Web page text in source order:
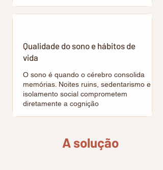
Qualidade do sono e hábitos de
vida
O sono é quando o cérebro consolida
memórias. Noites ruins, sedentarismo e
isolamento social comprometem
diretamente a cognição
A solução